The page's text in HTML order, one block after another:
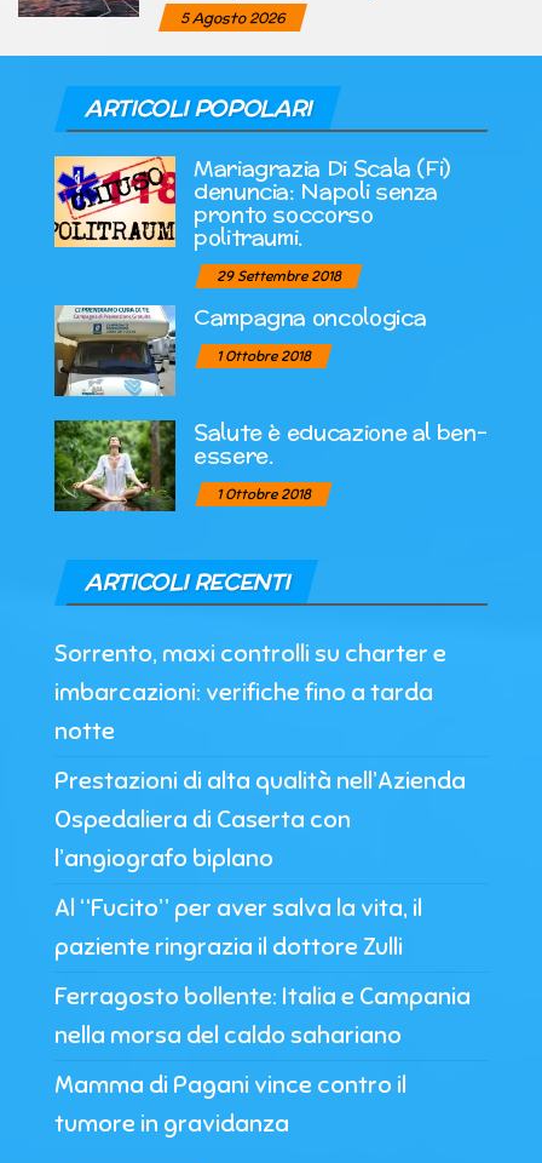
5 Agosto 2026
ARTICOLI POPOLARI
Mariagrazia Di Scala (Fi)
denuncia: Napoli senza
pronto soccorso
politraumi.
29 Settembre 2018
Campagna oncologica
1 Ottobre 2018
Salute è educazione al ben-
essere.
1 Ottobre 2018
ARTICOLI RECENTI
Sorrento, maxi controlli su charter e
imbarcazioni: verifiche fino a tarda
notte
Prestazioni di alta qualità nell’Azienda
Ospedaliera di Caserta con
l’angiografo biplano
Al “Fucito” per aver salva la vita, il
paziente ringrazia il dottore Zulli
Ferragosto bollente: Italia e Campania
nella morsa del caldo sahariano
Mamma di Pagani vince contro il
tumore in gravidanza